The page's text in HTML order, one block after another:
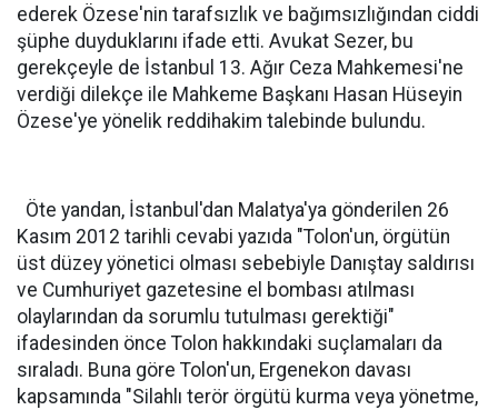
ederek Özese'nin tarafsızlık ve bağımsızlığından ciddi
şüphe duyduklarını ifade etti. Avukat Sezer, bu
gerekçeyle de İstanbul 13. Ağır Ceza Mahkemesi'ne
verdiği dilekçe ile Mahkeme Başkanı Hasan Hüseyin
Özese'ye yönelik reddihakim talebinde bulundu.
Öte yandan, İstanbul'dan Malatya'ya gönderilen 26
Kasım 2012 tarihli cevabi yazıda "Tolon'un, örgütün
üst düzey yönetici olması sebebiyle Danıştay saldırısı
ve Cumhuriyet gazetesine el bombası atılması
olaylarından da sorumlu tutulması gerektiği"
ifadesinden önce Tolon hakkındaki suçlamaları da
sıraladı. Buna göre Tolon'un, Ergenekon davası
kapsamında "Silahlı terör örgütü kurma veya yönetme,